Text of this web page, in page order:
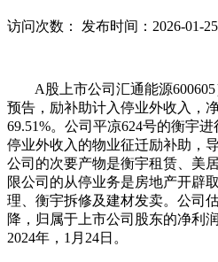
访问次数： 发布时间：2026-01-
A股上市公司汇通能源600605
预告，励补助计入停业外收入，
69.51%。公司平凉624号的衡宇
停业外收入的物业征迁励补助，
公司的次要产物是衡宇租赁、美
限公司的从停业务是房地产开辟
理、衡宇拆修及建材发卖。公司
降，归属于上市公司股东的净利润
2024年，1月24日。